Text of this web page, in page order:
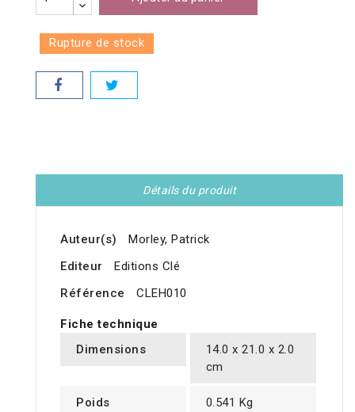
Rupture de stock
Détails du produit
Auteur(s)
Morley, Patrick
Editeur
Editions Clé
Référence
CLEH010
Fiche technique
Dimensions
14.0 x 21.0 x 2.0
cm
Poids 0.541 Kg